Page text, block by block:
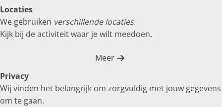
Locaties
We gebruiken verschillende locaties.
Kijk bij de activiteit waar je wilt meedoen.
Meer
Privacy
Wij vinden het belangrijk om zorgvuldig met jouw gegevens
om te gaan.